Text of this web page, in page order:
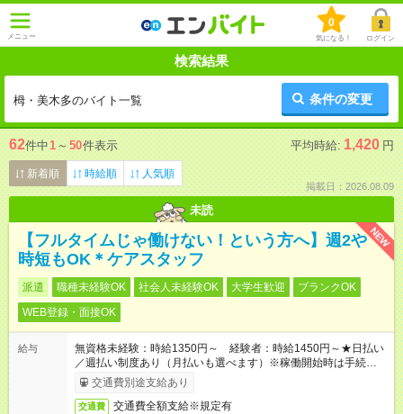
メニュー
0
気になる！ ログイン
検索結果
栂・美木多のバイト一覧 条件の変更
62件中1 ～ 50件表示 平均時給: 1,420 円
新着順 時給順 人気順
掲載日：2026.08.09
未読
NEW
【フルタイムじゃ働けない！という方へ】週2や
時短もOK＊ケアスタッフ
派遣 職種未経験OK 社会人未経験OK 大学生歓迎
ブランクOK
WEB登録・面接OK
給与
無資格未経験：時給1350円～ 経験者：時給1450円～★日払い
／週払い制度あり（月払いも選べます）※稼働開始時は手続き完
了次第のお支払いとなります。
交通費別途支給あり
交通費 交通費全額支給※規定有